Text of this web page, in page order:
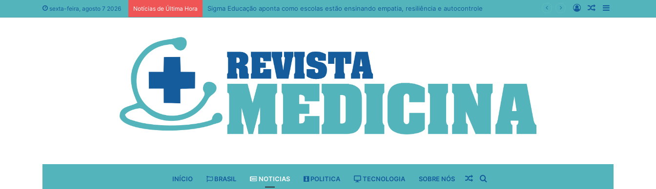
sexta-feira, agosto 7 2026 Notícias de Última Hora
Artigo
Entrar
INÍCIO BRASIL NOTICIAS POLITICA TECNOLOGIA SOBRE NÓS Artigo